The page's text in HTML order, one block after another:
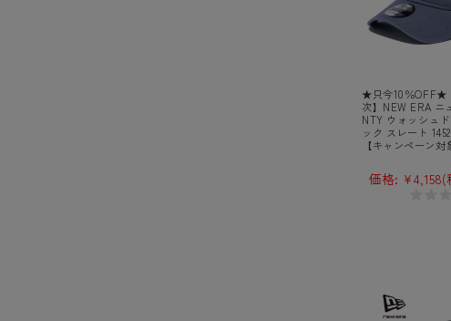
★只今10％OFF★
次】NEW ERA ニ
NTY ウォッシュ
ック スレート
【キャンペーン対
価格: ¥4,158(